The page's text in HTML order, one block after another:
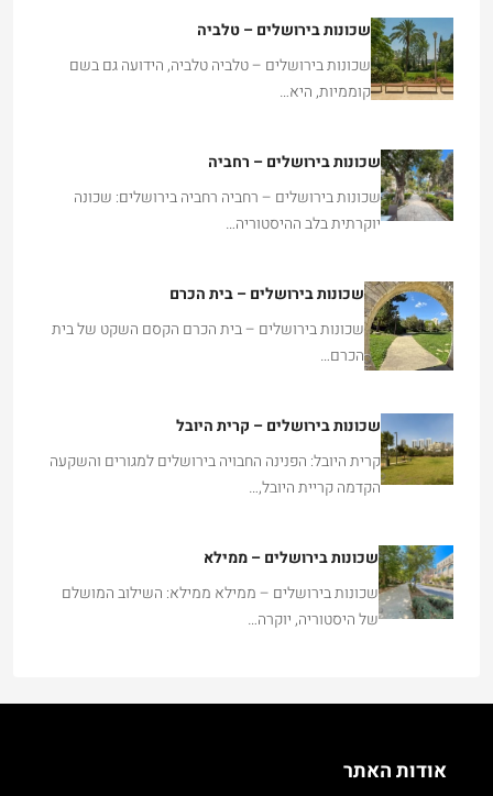
שכונות בירושלים – טלביה
שכונות בירושלים – טלביה טלביה, הידועה גם בשם
קוממיות, היא…
שכונות בירושלים – רחביה
שכונות בירושלים – רחביה רחביה בירושלים: שכונה
יוקרתית בלב ההיסטוריה…
שכונות בירושלים – בית הכרם
שכונות בירושלים – בית הכרם הקסם השקט של בית
הכרם…
שכונות בירושלים – קרית היובל
קרית היובל: הפנינה החבויה בירושלים למגורים והשקעה
הקדמה קריית היובל,…
שכונות בירושלים – ממילא
שכונות בירושלים – ממילא ממילא: השילוב המושלם
של היסטוריה, יוקרה…
אודות האתר